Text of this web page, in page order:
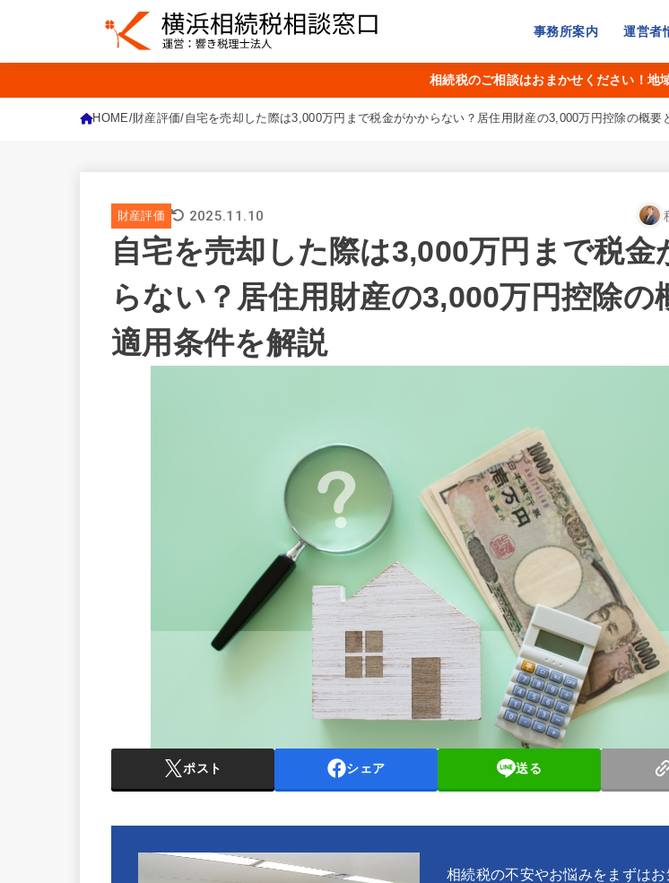
事務所案内 運営者
相続税のご相談はおまかせください！地
HOME 財産評価 自宅を売却した際は3,000万円まで税金がかからない？居住用財産の3,000万円控除の概要
財産評価 2025.11.10
自宅を売却した際は3,000万円まで税金
らない？居住用財産の3,000万円控除の
適用条件を解説
ポスト シェア 送る
相続税の不安やお悩みをまずはお